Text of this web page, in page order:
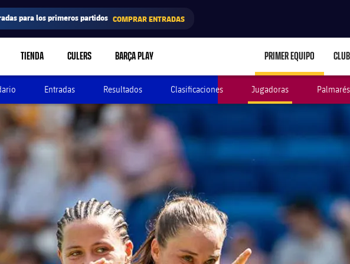
para los primeros partidos COMPRAR ENTRADAS
TIENDA CULERS BARÇA PLAY PRIMER EQUIPO CLUB
Entradas Resultados Clasificaciones Jugadoras Palmarés